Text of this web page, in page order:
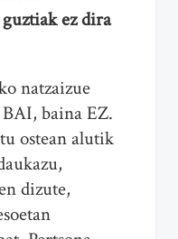
ez dira
natzaizue
baina EZ.
ostean alutik
dizute,